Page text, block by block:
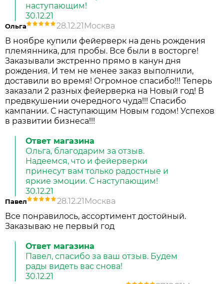
наступающим!
30.12.21
Ольга 28.12.21 Москва
В ноябре купили фейерверк на день рождения
племянника, для пробы. Все были в восторге!
Заказывали экстренно прямо в канун дня
рождения. И тем не менее заказ выполнили,
доставили во время! Огромное спасибо!!! Теперь
заказали 2 разных фейерверка на Новый год! В
предвкушении очередного чуда!!! Спасибо
кампании. С наступающим Новым годом! Успехов
в развитии бизнеса!!!
Ответ магазина
Ольга, благодарим за отзыв.
Надеемся, что и фейерверки
принесут вам только радостные и
яркие эмоции. С наступающим!
30.12.21
Павел 28.12.21 Москва
Все понравилось, ассортимент достойный.
Заказываю не первый год
Ответ магазина
Павел, спасибо за ваш отзыв. Будем
рады видеть вас снова!
30.12.21